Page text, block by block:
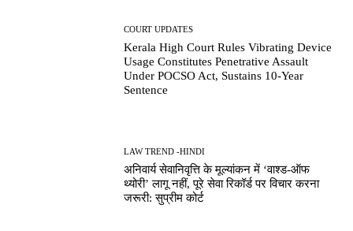
COURT UPDATES
Kerala High Court Rules Vibrating Device
Usage Constitutes Penetrative Assault
Under POCSO Act, Sustains 10-Year
Sentence
LAW TREND -HINDI
अनिवार्य सेवानिवृत्ति के मूल्यांकन में ‘वाश्ड-ऑफ
थ्योरी’ लागू नहीं, पूरे सेवा रिकॉर्ड पर विचार करना
जरूरी: सुप्रीम कोर्ट